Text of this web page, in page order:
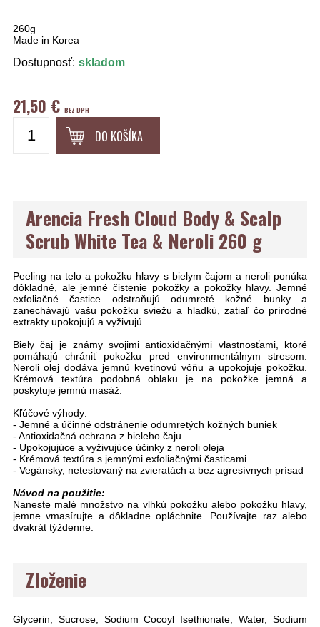
260g
Made in Korea
Dostupnosť: skladom
21,50 € BEZ DPH
DO KOŠÍKA
Arencia Fresh Cloud Body & Scalp
Scrub White Tea & Neroli 260 g
Peeling na telo a pokožku hlavy s bielym čajom a neroli ponúka
dôkladné, ale jemné čistenie pokožky a pokožky hlavy. Jemné
exfoliačné častice odstraňujú odumreté kožné bunky a
zanechávajú vašu pokožku sviežu a hladkú, zatiaľ čo prírodné
extrakty upokojujú a vyživujú.
Biely čaj je známy svojimi antioxidačnými vlastnosťami, ktoré
pomáhajú chrániť pokožku pred environmentálnym stresom.
Neroli olej dodáva jemnú kvetinovú vôňu a upokojuje pokožku.
Krémová textúra podobná oblaku je na pokožke jemná a
poskytuje jemnú masáž.
Kľúčové výhody:
- Jemné a účinné odstránenie odumretých kožných buniek
- Antioxidačná ochrana z bieleho čaju
- Upokojujúce a vyživujúce účinky z neroli oleja
- Krémová textúra s jemnými exfoliačnými časticami
- Vegánsky, netestovaný na zvieratách a bez agresívnych prísad
Návod na použitie:
Naneste malé množstvo na vlhkú pokožku alebo pokožku hlavy,
jemne vmasírujte a dôkladne opláchnite. Používajte raz alebo
dvakrát týždenne.
Zloženie
Glycerin, Sucrose, Sodium Cocoyl Isethionate, Water, Sodium